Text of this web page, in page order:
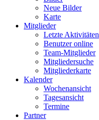
Neue Bilder
Karte
Mitglieder
Letzte Aktivitäten
Benutzer online
Team-Mitglieder
Mitgliedersuche
Mitgliederkarte
Kalender
Wochenansicht
Tagesansicht
Termine
Partner